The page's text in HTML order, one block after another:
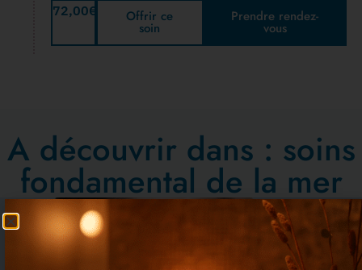
72,00€ Offrir ce
soin
Prendre rendez-
vous
A découvrir dans : soins
fondamental de la mer